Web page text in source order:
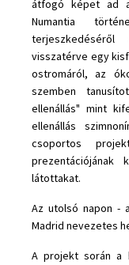
átfogó képet ad
Numantia
visszatérve egy
ostromáról, az
szemben
ellenállás" mint
ellenállás
csoportos
látottakat.
Az utolsó napon -
Madrid nevezetes
A projekt során a